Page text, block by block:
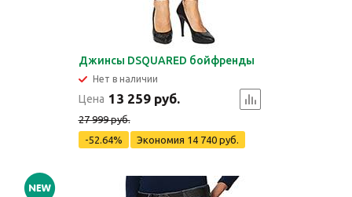
Джинсы DSQUARED бойфренды
Нет в наличии
Цена 13 259 руб.
27 999 руб.
-52.64%
Экономия 14 740 руб.